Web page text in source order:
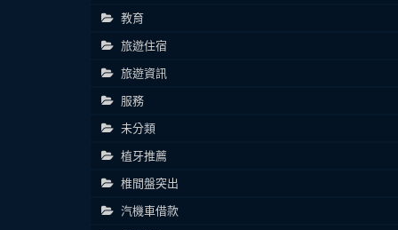
教育
旅遊住宿
旅遊資訊
服務
未分類
植牙推薦
椎間盤突出
汽機車借款